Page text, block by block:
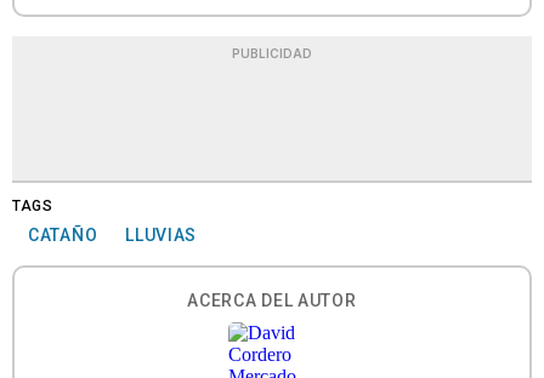
PUBLICIDAD
TAGS
CATAÑO LLUVIAS
ACERCA DEL AUTOR